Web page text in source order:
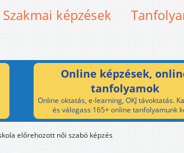
Szakmai képzések
Online képzések,
tanfolyamok
Online oktatás, e-learning, OKJ távoktatás.
és válogass 165+ online tanfolyamunk
előrehozott női szabó képzés